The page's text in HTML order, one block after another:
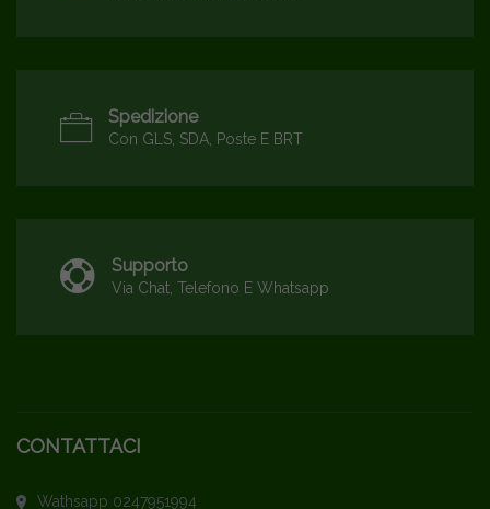
Spedizione
Con GLS, SDA, Poste E BRT
Supporto
Via Chat, Telefono E Whatsapp
CONTATTACI
Wathsapp 0247951994